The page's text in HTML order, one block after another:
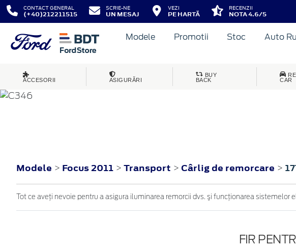
CONTACT GENERAL
(+40)212211515
SCRIE-NE
UN MESAJ
VEZI
PE HARTĂ
RECENZII
NOTA 4.6/5
Modele Promotii Stoc Auto
ACCESORII ASIGURĂRI
BUY
BACK
CAR
FOCUS
Modele > Focus 2011 > Transport > Cârlig de remorcare >
Tot ce aveţi nevoie pentru a asigura iluminarea remorcii dvs. şi funcţionarea sistemelor
FIR